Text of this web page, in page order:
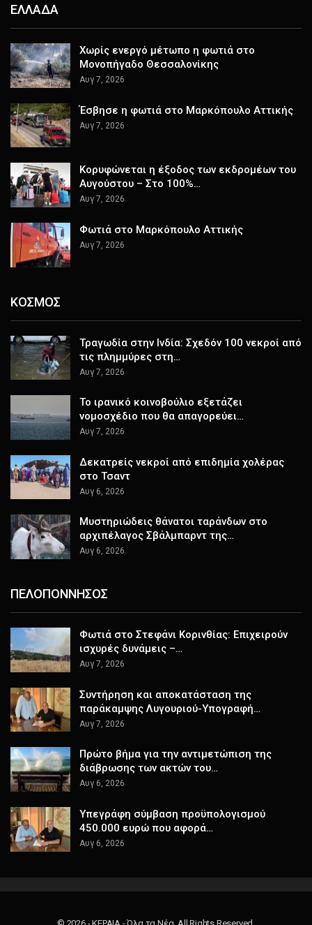
ΕΛΛΑΔΑ
Χωρίς ενεργό μέτωπο η φωτιά στο
Μονοπήγαδο Θεσσαλονίκης
Αυγ 7, 2026
Έσβησε η φωτιά στο Μαρκόπουλο Αττικής
Αυγ 7, 2026
Κορυφώνεται η έξοδος των εκδρομέων του
Αυγούστου – Στο 100%…
Αυγ 7, 2026
Φωτιά στο Μαρκόπουλο Αττικής
Αυγ 7, 2026
ΚΟΣΜΟΣ
Τραγωδία στην Ινδία: Σχεδόν 100 νεκροί από
τις πλημμύρες στη…
Αυγ 7, 2026
Το ιρανικό κοινοβούλιο εξετάζει
νομοσχέδιο που θα απαγορεύει…
Αυγ 7, 2026
Δεκατρείς νεκροί από επιδημία χολέρας
στο Τσαντ
Αυγ 6, 2026
Μυστηριώδεις θάνατοι ταράνδων στο
αρχιπέλαγος Σβάλμπαρντ της…
Αυγ 6, 2026
ΠΕΛΟΠΟΝΝΗΣΟΣ
Φωτιά στο Στεφάνι Κορινθίας: Επιχειρούν
ισχυρές δυνάμεις –…
Αυγ 7, 2026
Συντήρηση και αποκατάσταση της
παράκαμψης Λυγουριού-Υπογραφή…
Αυγ 7, 2026
Πρώτο βήμα για την αντιμετώπιση της
διάβρωσης των ακτών του…
Αυγ 6, 2026
Υπεγράφη σύμβαση προϋπολογισμού
450.000 ευρώ που αφορά…
Αυγ 6, 2026